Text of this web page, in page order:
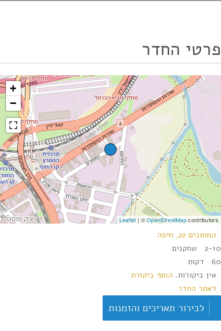
פרטי החדר
+
−
Leaflet | ©OpenStreetMapcontributors
המוסכים 22, חיפה
2-10 שחקנים
60 דקות
אין ביקורות. הוסף ביקורת
לאתר החדר
לבירור תאריכים והזמנות